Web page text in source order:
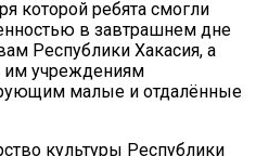
которой ребята смогли
в завтрашнем дне
Республики Хакасия, а
учреждениям
малые и отдалённые
культуры Республики